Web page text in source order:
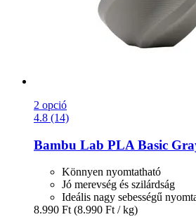
2 opció
4.8 (14)
Bambu Lab PLA Basic
Könnyen nyomtatható
Jó merevség és szilárdság
Ideális nagy sebességű
8.990 Ft (8.990 Ft / kg)